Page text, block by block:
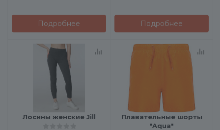
Подробнее Подробнее
Лосины женские Jill
Плавательные шорты
"Aqua"